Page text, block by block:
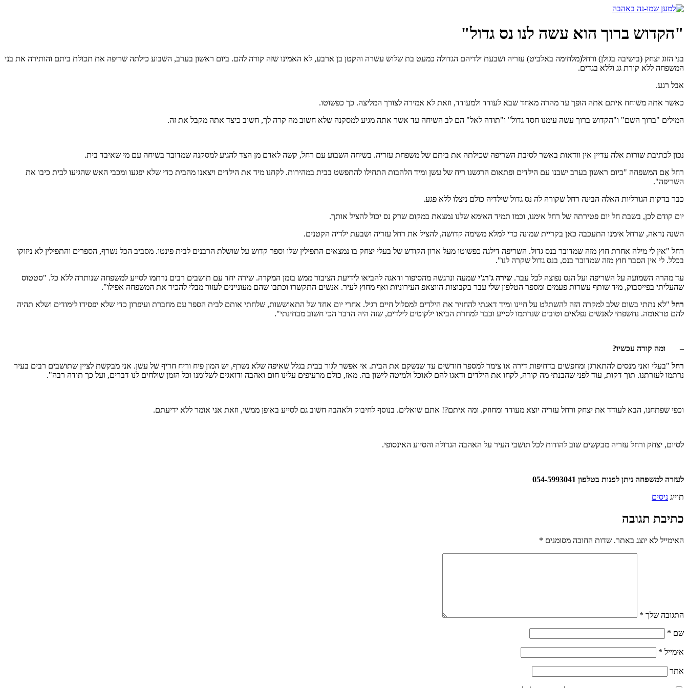
דלג
"הקדוש ברוך הוא עשה לנו נס גדול"
בני הזוג יצחק (בישיבה בגולן) ורחל(מלחימה באלביט) עזריה ושבעת ילדיהם הגדולה כמעט בת שלוש עשרה והקטן בן ארבע, לא האמינו שזה קורה להם. ביום ראשון בערב, השבוע כילתה שריפה את תכולת ביתם והותירה את בני
המשפחה ללא קורת גג וללא בגדים.
אבל רגע.
כאשר אתה משוחח איתם אתה הופך עד מהרה מאחד שבא לעודד ולמעודד, וזאת לא אמירה לצורך המליצה. כך כפשוטו.
המילים "ברוך השם" ו"הקדוש ברוך עשה עימנו חסד גדול" ו"תודה לאל" הם לב השיחה עד אשר אתה מגיע למסקנה שלא חשוב מה קרה לך, חשוב כיצד אתה מקבל את זה.
נכון לכתיבת שורות אלה עדיין אין וודאות באשר לסיבת השריפה שכילתה את ביתם של משפחת עזריה. בשיחה השבוע עם רחל, קשה לאדם מן הצד להגיע למסקנה שמדובר בשיחה עם מי שאיבד בית.
רחל אֵם המשפחה "ביום ראשון בערב ישבנו עם הילדים ופתאום הרגשנו ריח של עשן ומיד הלהבות התחילו להתפשט בבית במהירות. לקחנו מיד את הילדים ויצאנו מהבית כדי שלא יפגעו ומכבי האש שהגיעו לבית כיבו את
השריפה".
כבר בדקות הגורליות האלה הבינה רחל שקורה לה נס גדול שילדיה כולם ניצלו ללא פגע.
יום קודם לכן, בשבת חל יום פטירתה של רחל אימנו, וכמו תמיד האימא שלנו נמצאת במקום שרק נס יכול להציל אותך.
השנה נראה, שרחל אימנו התעכבה כאן בקריית שמונה כדי למלא משימה קדושה, להציל את רחל עזריה ושבעת ילדיה הקטנים.
רחל "אין לי מילה אחרת חוץ מזה שמדובר בנס גדול. השריפה דילגה כפשוטו מעל ארון הקודש של בעלי יצחק בו נמצאים התפילין שלו וספר קדוש על שושלת הרבנים לבית פינטו. מסביב הכל נשרף, הספרים והתפילין לא ניזוקו
בכלל. לי אין הסבר חוץ מזה שמדובר בנס, בנס גדול שקרה לנו".
עד מהרה השמועה על השריפה ועל הנס נפוצה לכל עבר. שירה ג'רג'י שמעה ונרגשה מהסיפור ודאגה להביאו לידיעת הציבור ממש בזמן המקרה. שירה יחד עם תושבים רבים נרתמו לסייע למשפחה שנותרה ללא כל. "סטטוס
שהעליתי בפייסבוק, מיד שותף עשרות פעמים ומספר הטלפון שלי עבר בקבוצות הווצאפ העירוניות ואף מחוץ לעיר. אנשים התקשרו וכתבו שהם מעוניינים לעזור מבלי להכיר את המשפחה אפילו".
רחל "לא נתתי בשום שלב למקרה הזה להשתלט על חיינו ומיד דאגתי להחזיר את הילדים למסלול חיים רגיל. אחרי יום אחד של התאוששות, שלחתי אותם לבית הספר עם מחברת ועיפרון כדי שלא יפסידו לימודים ושלא תהיה
להם טראומה. נחשפתי לאנשים נפלאים וטובים שנרתמו לסייע וכבר למחרת הביאו ילקוטים לילדים, שזה היה הדבר הכי חשוב מבחינתי".
– ומה קורה עכשיו?
רחל "בעלי ואני מנסים להתארגן ומחפשים בדחיפות דירה או צימר למספר חודשים עד שנשקם את הבית. אי אפשר לגור בבית בגלל שאיפה שלא נשרף, יש המון פיח וריח חריף של עשן. אני מבקשת לציין שתושבים רבים בעיר
נרתמו לעזרתנו. תוך דקות, עוד לפני שהבנתי מה קורה, לקחו את הילדים ודאגו להם לאוכל ולמיטה לישון בה. מאז, כולם מרעיפים עלינו חום ואהבה ודואגים לשלומנו וכל הזמן שולחים לנו דברים, ועל כך תודה רבה".
וכפי שפתחנו, הבא לעודד את יצחק ורחל עזריה יוצא מעודד ומחוזק. ומה איתם?! אתם שואלים. בנוסף לחיבוק ולאהבה חשוב גם לסייע באופן ממשי, וזאת אני אומר ללא ידיעתם.
לסיום, יצחק ורחל עזריה מבקשים שוב להודות לכל תושבי העיר על האהבה הגדולה והסיוע האינסופי.
לעזרה למשפחה ניתן לפנות בטלפון 054-5993041
תוייג ניסים
כתיבת תגובה
האימייל לא יוצג באתר. שדות החובה מסומנים *
התגובה שלך *
שם *
אימייל *
אתר